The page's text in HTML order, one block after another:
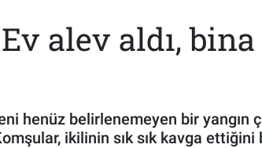
alev aldı,
henüz belirlenemeyen bir yangın
ikilinin sık sık kavga